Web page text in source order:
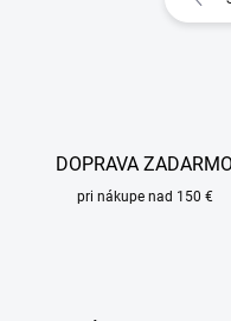
DOPRAVA ZADARMO
pri nákupe nad 150 €